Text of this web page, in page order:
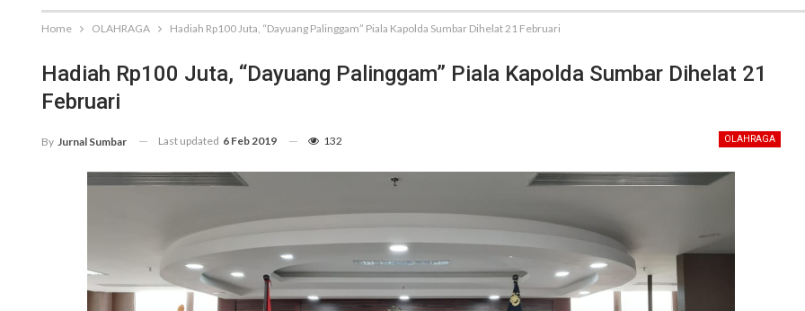
Home OLAHRAGA Hadiah Rp100 Juta, “Dayuang Palinggam” Piala Kapolda Sumbar Dihelat 21 Februari
Hadiah Rp100 Juta, “Dayuang Palinggam” Piala Kapolda Sumbar Dihelat 21
Februari
OLAHRAGA
By Jurnal Sumbar Last updated 6 Feb 2019 132